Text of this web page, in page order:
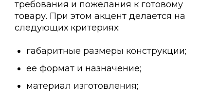
требования и пожелания к готовому
товару. При этом акцент делается на
следующих критериях:
габаритные размеры конструкции;
ее формат и назначение;
материал изготовления;